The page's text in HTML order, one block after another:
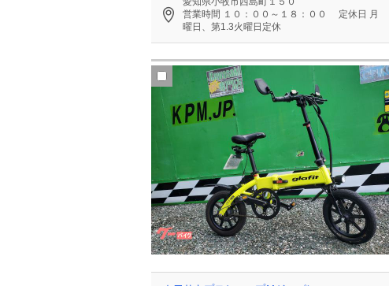
営業時間 １０：００～１８：００ 定休日 月
曜日、第1.3火曜日定休